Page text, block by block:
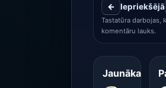
← Iepriekšējā
Tastatūra darbojas,
komentāru lauks.
Jaunāka